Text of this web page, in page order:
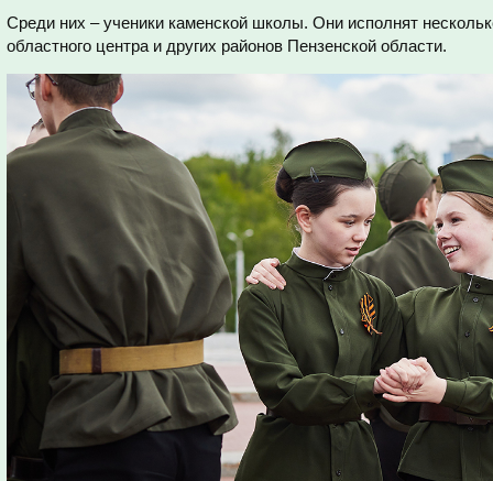
Среди них – ученики каменской школы. Они исполнят
областного центра и других районов Пензенской области.